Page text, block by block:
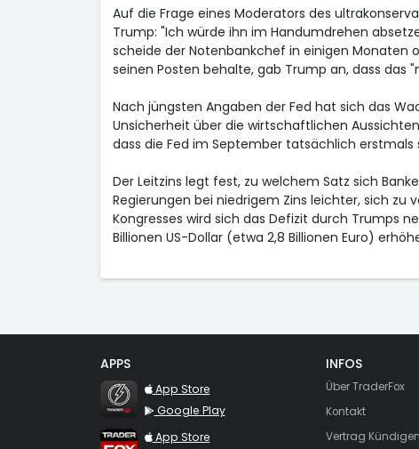
Auf die Frage eines Moderators des
Trump: "Ich würde ihn im Handumdrehen
scheide der Notenbankchef in einigen Monaten
seinen Posten behalte, gab Trump an, dass das
Nach jüngsten Angaben der Fed hat sich das
Unsicherheit über die wirtschaftlichen
dass die Fed im September tatsächlich erstmals
Der Leitzins legt fest, zu welchem Satz sich
Regierungen bei niedrigem Zins leichter, sich zu
Kongresses wird sich das Defizit durch Trumps
Billionen US-Dollar (etwa 2,8 Billionen Euro)
APPS
TraderFox Flash
App Store
Google Play
TraderFox App
App Store
INFOS
Über TraderFox
Kontakt
Vertrag Kündigen